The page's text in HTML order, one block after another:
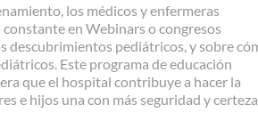
los médicos y enfermeras
en Webinars o congresos
descubrimientos pediátricos, y sobre
Este programa de educación
que el hospital contribuye a hacer la
e hijos una con más seguridad y